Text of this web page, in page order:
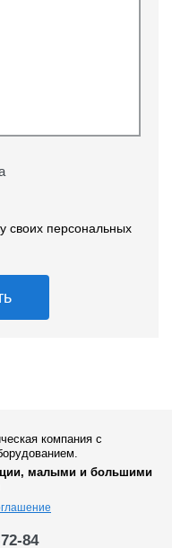
своих персональных
компания с
малыми и большими
84